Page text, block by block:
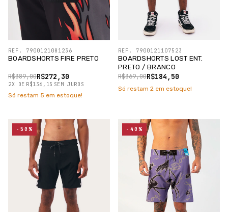
BOARDSHORTS FIRE PRETO
R$272,30
R$389,00
2X DE R$136,15 SEM JUROS
REF. 7900121081236
Só restam 5 em estoque!
BOARDSHORTS LOST ENT.
PRETO / BRANCO
R$184,50
R$369,00
REF. 7900121107523
Só restam 2 em estoque!
-50% -40%